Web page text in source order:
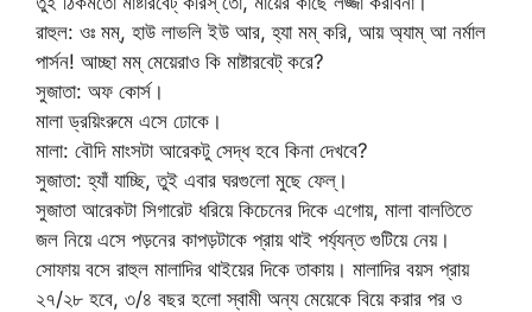
রাহুল: ওঃ মম্, হাউ লাভলি ইউ আর, হ্যা মম্ করি, আয় অ্যাম্ আ নর্মাল
পার্সন! আচ্ছা মম্ মেয়েরাও কি মাষ্টারবেট্ করে?
সুজাতা: অফ কোর্স।
মালা ড্রয়িংরুমে এসে ঢোকে।
মালা: বৌদি মাংসটা আরেকটু সেদ্ধ হবে কিনা দেখবে?
সুজাতা: হ্যাঁ যাচ্ছি, তুই এবার ঘরগুলো মুছে ফেল্।
সুজাতা আরেকটা সিগারেট ধরিয়ে কিচেনের দিকে এগোয়, মালা বালতিতে
জল নিয়ে এসে পড়নের কাপড়টাকে প্রায় থাই পর্য্যন্ত গুটিয়ে নেয়।
সোফায় বসে রাহুল মালাদির থাইয়ের দিকে তাকায়। মালাদির বয়স প্রায়
২৭/২৮ হবে, ৩/৪ বছর হলো স্বামী অন্য মেয়েকে বিয়ে করার পর ও